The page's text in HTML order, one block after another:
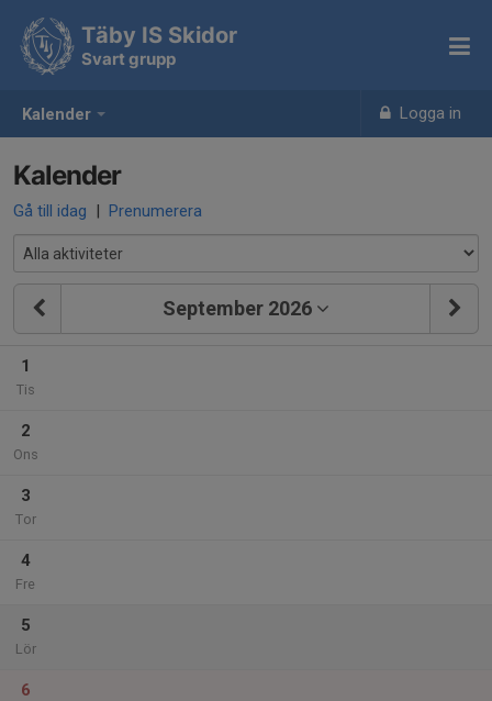
Kalender Logga in
Täby IS Skidor
Svart grupp
Kalender
Gå till idag | Prenumerera
September 2026
1
Tis
2
Ons
3
Tor
4
Fre
5
Lör
6